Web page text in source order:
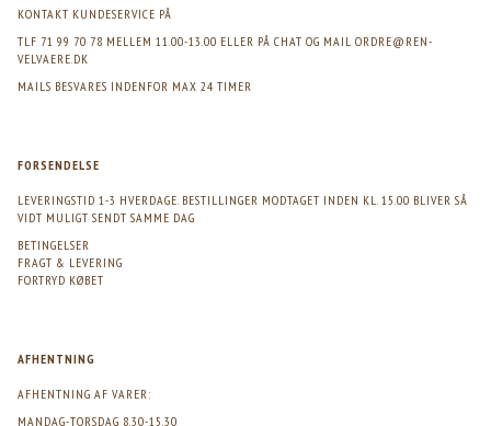
KONTAKT KUNDESERVICE PÅ
TLF 71 99 70 78 MELLEM 11.00-13.00 ELLER PÅ CHAT OG MAIL ORDRE@REN-
VELVAERE.DK
MAILS BESVARES INDENFOR MAX 24 TIMER
FORSENDELSE
LEVERINGSTID 1-3 HVERDAGE. BESTILLINGER MODTAGET INDEN KL. 15.00 BLIVER SÅ
VIDT MULIGT SENDT SAMME DAG
BETINGELSER
FRAGT & LEVERING
FORTRYD KØBET
AFHENTNING
AFHENTNING AF VARER:
MANDAG-TORSDAG 8.30-15.30